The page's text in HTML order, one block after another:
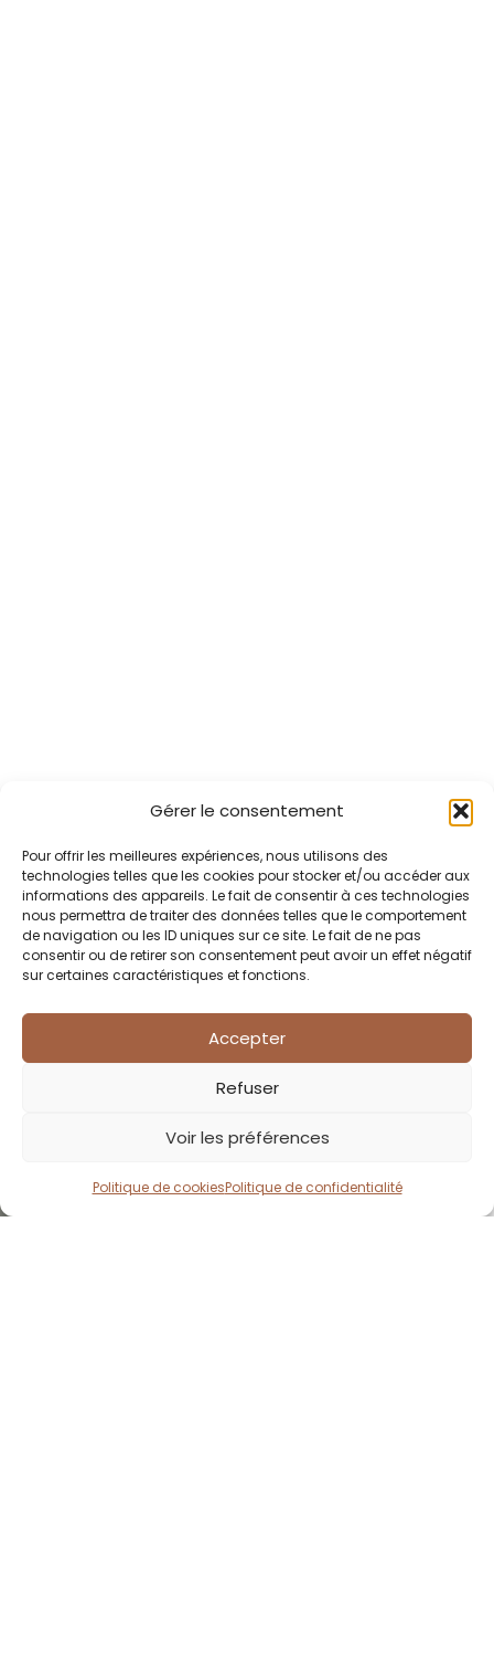
Gérer le consentement
Pour offrir les meilleures expériences, nous utilisons des
technologies telles que les cookies pour stocker et/ou accéder aux
informations des appareils. Le fait de consentir à ces technologies
nous permettra de traiter des données telles que le comportement
de navigation ou les ID uniques sur ce site. Le fait de ne pas
consentir ou de retirer son consentement peut avoir un effet négatif
sur certaines caractéristiques et fonctions.
Accepter
Refuser
Voir les préférences
Politique de cookiesPolitique de confidentialité